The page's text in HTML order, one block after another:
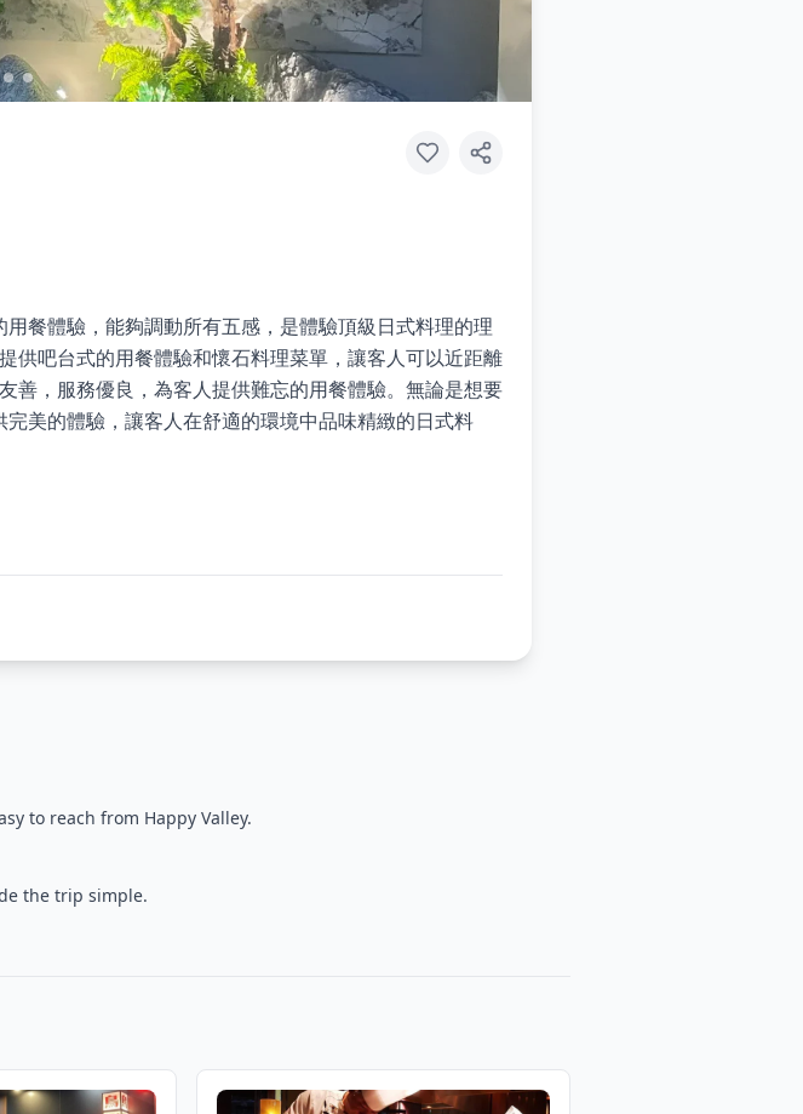
餐體驗，能夠調動所有五感，是體驗頂級日式料理的理
供吧台式的用餐體驗和懷石料理菜單，讓客人可以近距離
善，服務優良，為客人提供難忘的用餐體驗。無論是想要
美的體驗，讓客人在舒適的環境中品味精緻的日式料
to reach from Happy Valley.
the trip simple.